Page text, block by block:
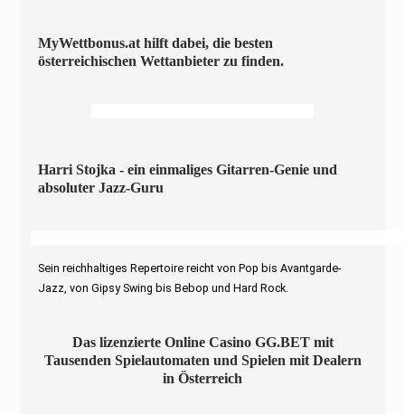
MyWettbonus.at hilft dabei, die besten
österreichischen Wettanbieter zu finden.
Harri Stojka - ein einmaliges Gitarren-Genie und
absoluter Jazz-Guru
Sein reichhaltiges Repertoire reicht von Pop bis Avantgarde-
Jazz, von Gipsy Swing bis Bebop und Hard Rock.
Das lizenzierte Online Casino GG.BET mit
Tausenden Spielautomaten und Spielen mit Dealern
in Österreich